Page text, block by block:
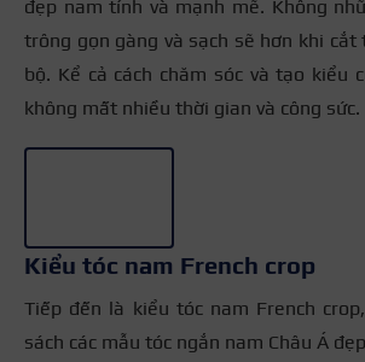
đẹp nam tính và mạnh mẽ. Không
trông gọn gàng và sạch sẽ hơn khi cắt
bộ. Kể cả cách chăm sóc và tạo kiểu
không mất nhiều thời gian và công sức.
Kiểu tóc nam French crop
Tiếp đến là kiểu tóc nam French
sách các mẫu tóc ngắn nam Châu Á